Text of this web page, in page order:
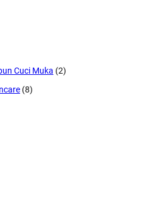
Cuci Muka (2)
(8)